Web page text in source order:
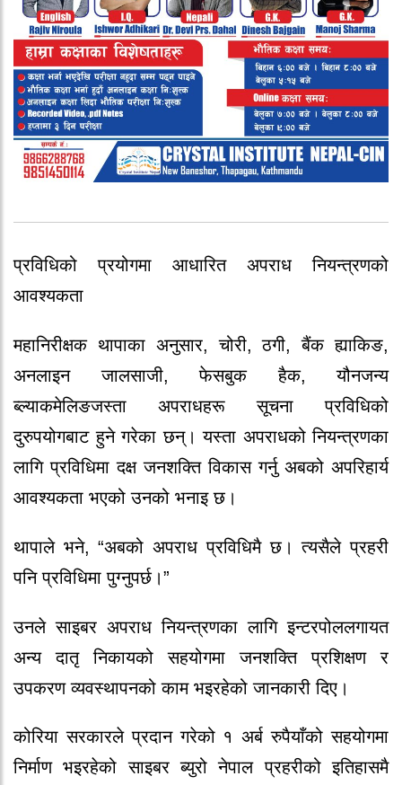
प्रविधिको प्रयोगमा आधारित अपराध नियन्त्रणको
आवश्यकता
महानिरीक्षक थापाका अनुसार, चोरी, ठगी, बैंक ह्याकिङ,
अनलाइन जालसाजी, फेसबुक हैक, यौनजन्य
ब्ल्याकमेलिङजस्ता अपराधहरू सूचना प्रविधिको
दुरुपयोगबाट हुने गरेका छन्। यस्ता अपराधको नियन्त्रणका
लागि प्रविधिमा दक्ष जनशक्ति विकास गर्नु अबको अपरिहार्य
आवश्यकता भएको उनको भनाइ छ।
थापाले भने, “अबको अपराध प्रविधिमै छ। त्यसैले प्रहरी
पनि प्रविधिमा पुग्नुपर्छ।”
उनले साइबर अपराध नियन्त्रणका लागि इन्टरपोललगायत
अन्य दातृ निकायको सहयोगमा जनशक्ति प्रशिक्षण र
उपकरण व्यवस्थापनको काम भइरहेको जानकारी दिए।
कोरिया सरकारले प्रदान गरेको १ अर्ब रुपैयाँको सहयोगमा
निर्माण भइरहेको साइबर ब्युरो नेपाल प्रहरीको इतिहासमै